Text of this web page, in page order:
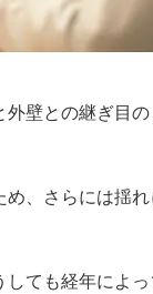
壁との継ぎ目
、さらには揺
ても経年によ